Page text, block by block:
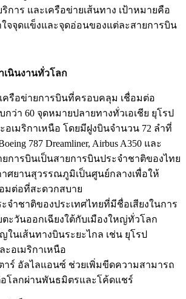
าร และเครือข่ายเส้นทาง เป้าหมายคือ
ใจจุดแข็งและจุดอ่อนของแต่ละสายการบิน
เนินงานทั่วโลก
ครือข่ายการบินที่ครอบคลุม เชื่อมต่อ
กว่า 60 จุดหมายปลายทางทั่วเอเชีย ยุโรป
อเมริกาเหนือ โดยมีฝูงบินจำนวน 72 ลำที่
787 Dreamliner, Airbus A350 และ
ยการบินเป็นสายการบินประจำชาติของไทย
ศยานสุวรรณภูมิเป็นศูนย์กลางเพื่อให้
มต่อที่สะดวกสบาย
จำชาติของประเทศไทยที่มีชื่อเสียงในการ
ตะวันออกเฉียงใต้กับเมืองใหญ่ทั่วโลก
นเส้นทางบินระยะไกล เช่น ยุโรป
ะอเมริกาเหนือ
าร์ อัลไลแอนซ์ ช่วยเพิ่มขีดความสามารถ
โลกผ่านพันธมิตรและโค้ดแชร์